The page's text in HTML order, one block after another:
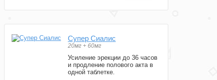
Супер Сиалис
20мг + 60мг
Усиление эрекции до 36 часов
и продление полового акта в
одной таблетке.